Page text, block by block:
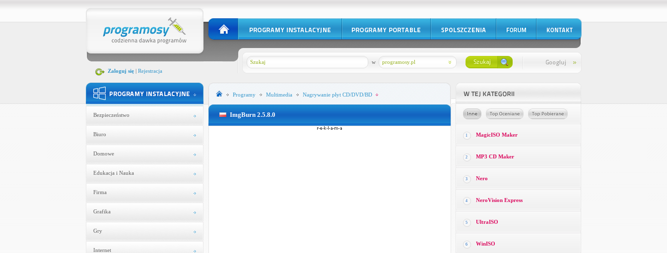
Zaloguj się| Rejestracja
programosy.pl
w
Bezpieczeństwo
Biuro
Domowe
Edukacja i Nauka
Firma
Grafika
Gry
Internet
Programy Multimedia Nagrywanie płyt CD/DVD/BD
ImgBurn 2.5.8.0
1 MagicISO Maker
2 MP3 CD Maker
3 Nero
4 NeroVision Express
5 UltraISO
6 WinISO